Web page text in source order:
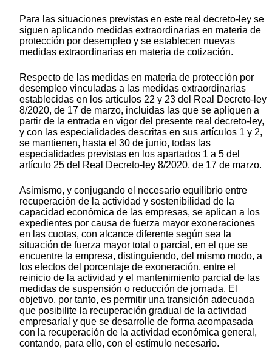
Para las situaciones previstas en este real decreto-ley se
siguen aplicando medidas extraordinarias en materia de
protección por desempleo y se establecen nuevas
medidas extraordinarias en materia de cotización.
Respecto de las medidas en materia de protección por
desempleo vinculadas a las medidas extraordinarias
establecidas en los artículos 22 y 23 del Real Decreto-ley
8/2020, de 17 de marzo, incluidas las que se apliquen a
partir de la entrada en vigor del presente real decreto-ley,
y con las especialidades descritas en sus artículos 1 y 2,
se mantienen, hasta el 30 de junio, todas las
especialidades previstas en los apartados 1 a 5 del
artículo 25 del Real Decreto-ley 8/2020, de 17 de marzo.
Asimismo, y conjugando el necesario equilibrio entre
recuperación de la actividad y sostenibilidad de la
capacidad económica de las empresas, se aplican a los
expedientes por causa de fuerza mayor exoneraciones
en las cuotas, con alcance diferente según sea la
situación de fuerza mayor total o parcial, en el que se
encuentre la empresa, distinguiendo, del mismo modo, a
los efectos del porcentaje de exoneración, entre el
reinicio de la actividad y el mantenimiento parcial de las
medidas de suspensión o reducción de jornada. El
objetivo, por tanto, es permitir una transición adecuada
que posibilite la recuperación gradual de la actividad
empresarial y que se desarrolle de forma acompasada
con la recuperación de la actividad económica general,
contando, para ello, con el estímulo necesario.